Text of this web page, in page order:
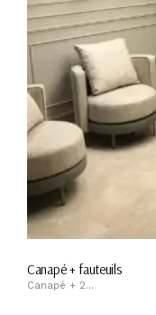
Canapé + fauteuils
Canapé + 2...